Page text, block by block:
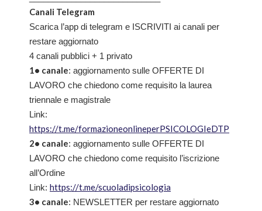
Canali Telegram
Scarica l’app di telegram e ISCRIVITI ai canali per
restare aggiornato
4 canali pubblici + 1 privato
1• canale: aggiornamento sulle OFFERTE DI
LAVORO che chiedono come requisito la laurea
triennale e magistrale
Link:
https://t.me/formazioneonlineperPSICOLOGIeDTP
2• canale: aggiornamento sulle OFFERTE DI
LAVORO che chiedono come requisito l’iscrizione
all’Ordine
Link: https://t.me/scuoladipsicologia
3• canale: NEWSLETTER per restare aggiornato